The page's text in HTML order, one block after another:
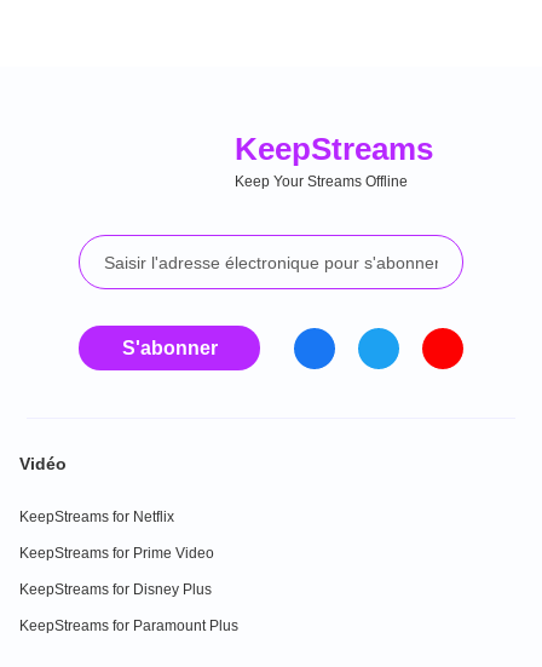
KeepStreams
Keep Your Streams Offline
S'abonner
Vidéo
KeepStreams for Netflix
KeepStreams for Prime Video
KeepStreams for Disney Plus
KeepStreams for Paramount Plus